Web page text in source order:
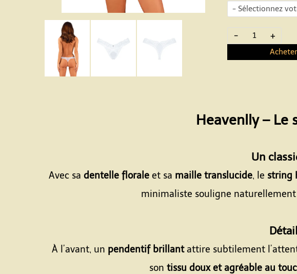
- +
Acheter
Heavenlly –
Un
Avec sa dentelle florale et sa maille translucide, le string
minimaliste souligne
À l’avant, un pendentif brillantattire subtilement
son tissu doux et agréable au